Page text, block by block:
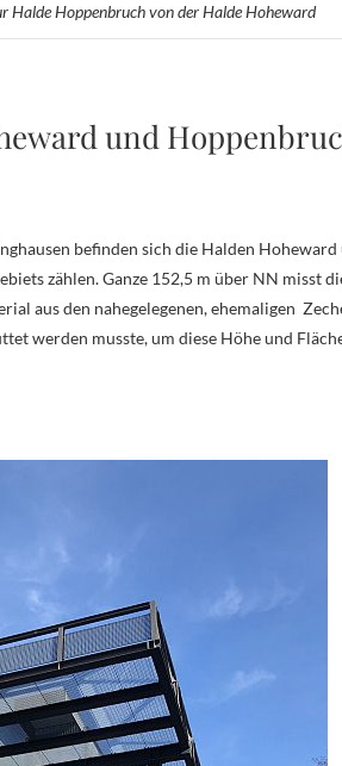
Halde Hoppenbruch von der Halde Hoheward
und
befinden sich die Halden
zählen. Ganze 152,5 m über NN misst
aus den nahegelegenen, ehemaligen
werden musste, um diese Höhe und